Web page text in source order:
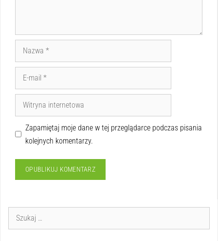
Zapamiętaj moje dane w tej przeglądarce podczas pisania
kolejnych komentarzy.